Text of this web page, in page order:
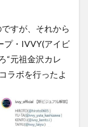
すが、それから
プ・IVVY(アイビ
“元祖金沢カレ
ラボを行ったよ